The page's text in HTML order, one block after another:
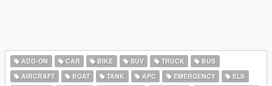
ADD-ON CAR BIKE SUV TRUCK
BUS
AIRCRAFT
BOAT TANK APC EMERGENCY
ELS